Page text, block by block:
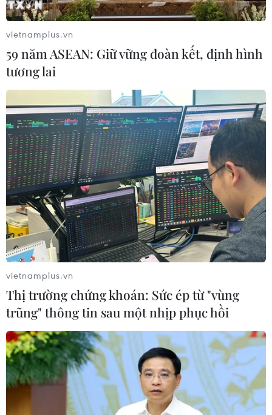
Đánh bom tự sát tại Trung Quốc khiến 26
người thương vong
21/07/2015 03:08
Một người đàn ông Trung Quốc đã tự kích hoạt khối
thuốc nổ cài trên người khiến bản thân và 1 người khác
thiệt mạng, 24 người bị thương tại một công viên ở tỉnh
Sơn Đông hôm 20/7.
vietnamplus.vn
59 năm ASEAN: Giữ vững đoàn kết, định hình
tương lai
vietnamplus.vn
Thị trường chứng khoán: Sức ép từ "vùng
trũng" thông tin sau một nhịp phục hồi